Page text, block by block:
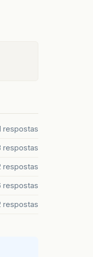
respostas
respostas
respostas
respostas
respostas